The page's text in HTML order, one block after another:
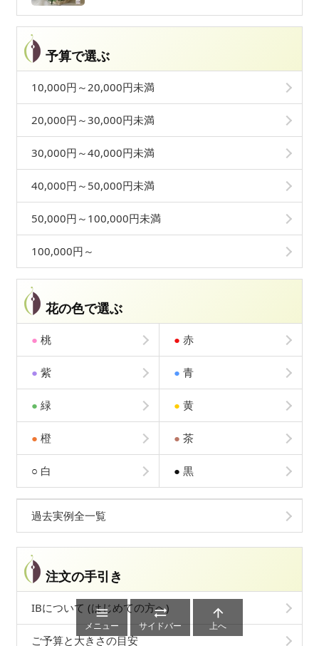
予算で選ぶ
10,000円～20,000円未満
20,000円～30,000円未満
30,000円～40,000円未満
40,000円～50,000円未満
50,000円～100,000円未満
100,000円～
花の色で選ぶ
● 桃 ● 赤
● 紫 ● 青
● 緑 ● 黄
● 橙 ● 茶
○ 白 ● 黒
過去実例全一覧
注文の手引き
IBについて (はじめての方へ)
ご予算と大きさの目安

メニュー

サイドバー

上へ